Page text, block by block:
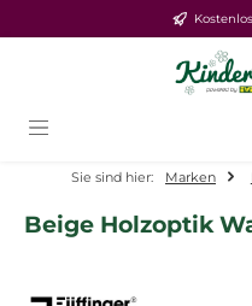
Zum Hauptinhalt springen
Sie sind hier: Marken
Beige Holzoptik